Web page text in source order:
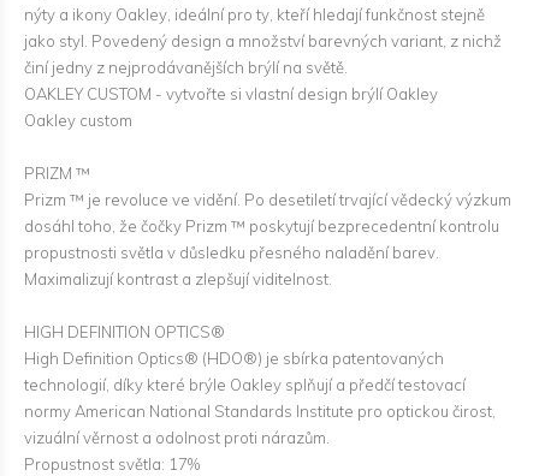
nýty a ikony Oakley, ideální pro ty, kteří hledají funkčnost stejně
jako styl. Povedený design a množství barevných variant, z nichž
činí jedny z nejprodávanějších brýlí na světě.
OAKLEY CUSTOM - vytvořte si vlastní design brýlí Oakley
Oakley custom
PRIZM ™
Prizm ™ je revoluce ve vidění. Po desetiletí trvající vědecký výzkum
dosáhl toho, že čočky Prizm ™ poskytují bezprecedentní kontrolu
propustnosti světla v důsledku přesného naladění barev.
Maximalizují kontrast a zlepšují viditelnost.
HIGH DEFINITION OPTICS®
High Definition Optics® (HDO®) je sbírka patentovaných
technologií, díky které brýle Oakley splňují a předčí testovací
normy American National Standards Institute pro optickou čirost,
vizuální věrnost a odolnost proti nárazům.
Propustnost světla: 17%